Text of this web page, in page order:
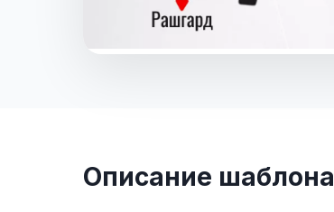
Описание шаблона